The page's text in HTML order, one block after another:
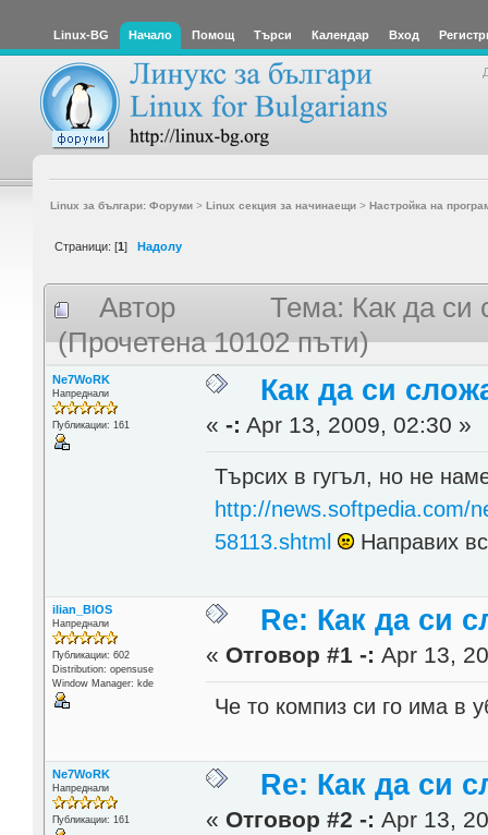
Linux-BG Начало Помощ Търси Календар Вход
Linux за българи: Форуми> Linux секция за начинаещи> Настройка на
Страници: [1] Надолу
Автор
Тема: Как да си
(Прочетена 10102 пъти)
Ne7WoRK
Напреднали
Публикации: 161
Как да си
«-: Apr 13, 2009, 02:30 »
Търсих в гугъл, но не
http://news.softpedia.com/
58113.shtml
Направих
ilian_BIOS
Напреднали
Публикации: 602
Distribution: opensuse
Window Manager: kde
Re: Как да си
« Отговор #1 -: Apr 13,
Че то компиз си го има в
Ne7WoRK
Напреднали
Публикации: 161
Re: Как да си
« Отговор #2 -: Apr 13,